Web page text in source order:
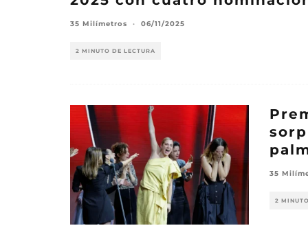
35 Milímetros · 06/11/2025
2 MINUTO DE LECTURA
35
2